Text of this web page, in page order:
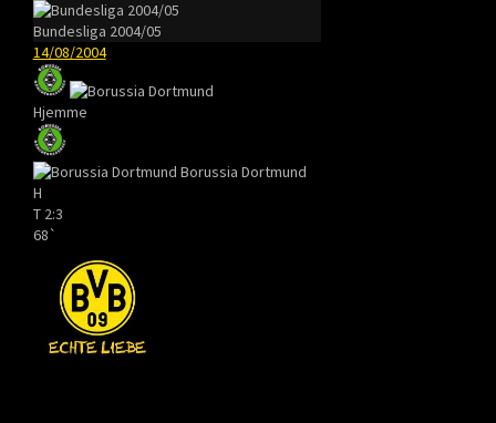
Bundesliga 2004/05
14/08/2004
Hjemme
Borussia Dortmund
H
T 2:3
68`